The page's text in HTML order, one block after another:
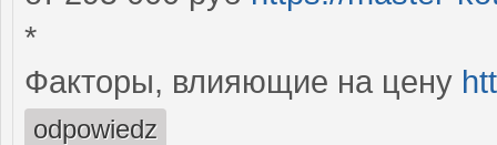
*
Факторы, влияющие на цену
odpowiedz